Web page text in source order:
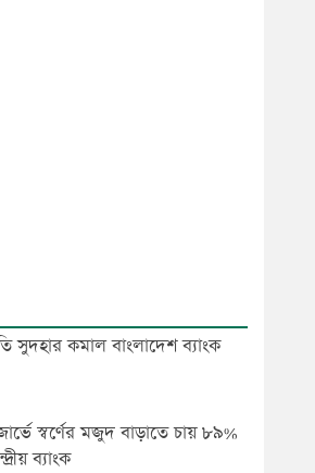
সুদহার কমাল বাংলাদেশ ব্যাংক
স্বর্ণের মজুদ বাড়াতে চায় ৮৯%
ব্যাংক